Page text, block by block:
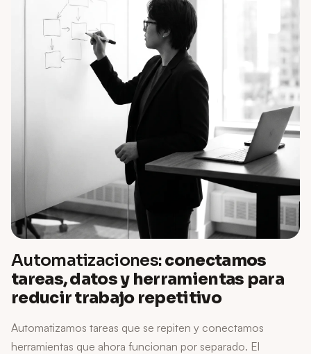
Automatizaciones:conectamos
tareas, datos y herramientas para
reducir trabajo repetitivo
Automatizamos tareas que se repiten y conectamos
herramientas que ahora funcionan por separado. El